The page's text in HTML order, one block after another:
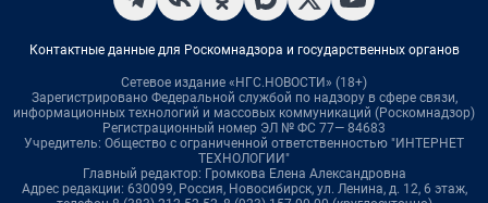
Контактные данные для Роскомнадзора и государственных органов
Сетевое издание «НГС.НОВОСТИ» (18+)
Зарегистрировано Федеральной службой по надзору в сфере связи,
информационных технологий и массовых коммуникаций (Роскомнадзор)
Регистрационный номер ЭЛ № ФС 77— 84683
Учредитель: Общество с ограниченной ответственностью "ИНТЕРНЕТ
ТЕХНОЛОГИИ"
Главный редактор: Громкова Елена Александровна
Адрес редакции: 630099, Россия, Новосибирск, ул. Ленина, д. 12, 6 этаж,